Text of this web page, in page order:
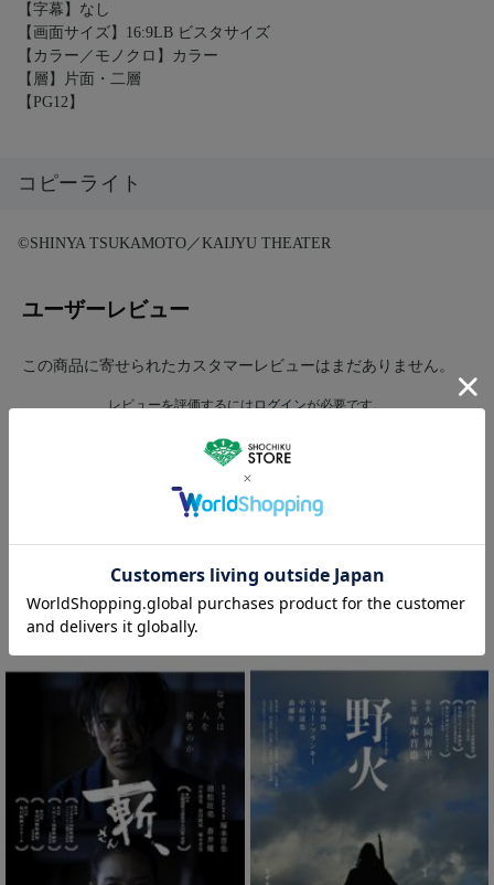
【字幕】なし
【画面サイズ】16:9LB ビスタサイズ
【カラー／モノクロ】カラー
【層】片面・二層
【PG12】
コピーライト
©SHINYA TSUKAMOTO／KAIJYU THEATER
ユーザーレビュー
この商品に寄せられたカスタマーレビューはまだありません。
レビューを評価するにはログインが必要です。
レビューを書く
この商品を買った人はこんな商品も